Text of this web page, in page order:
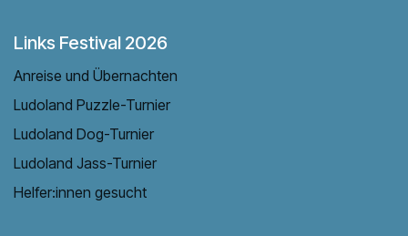
Links Festival 2026
Anreise und Übernachten
Ludoland Puzzle-Turnier
Ludoland Dog-Turnier
Ludoland Jass-Turnier
Helfer:innen gesucht